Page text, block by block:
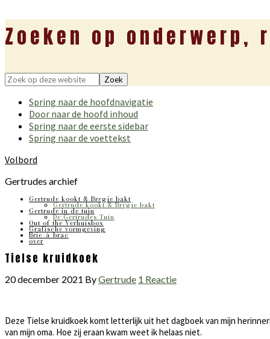
Zoeken op onderwerp,
Zoek
deze
website
Spring naar de hoofdnavigatie
Door naar de hoofd inhoud
Spring naar de eerste sidebar
Spring naar de voettekst
Volbord
Gertrudes archief
Gertrude kookt & Bregje bakt
Gertrude kookt & Bregje bakt
Gertrude in de tuin
De Gertrudes Tuin
Out of the Verhuisbox
Grafische vormgeving
Bric-à-brac
over
Tielse kruidkoek
20 december 2021 ByGertrude 1 Reactie
Deze Tielse kruidkoek komt letterlijk uit het dagboek van mijn
van mijn oma. Hoe zij eraan kwam weet ik helaas niet.